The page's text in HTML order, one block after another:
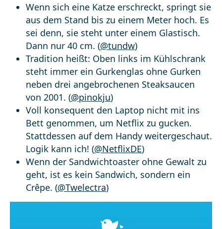
Wenn sich eine Katze erschreckt, springt sie
aus dem Stand bis zu einem Meter hoch. Es
sei denn, sie steht unter einem Glastisch.
Dann nur 40 cm. (@tundw)
Tradition heißt: Oben links im Kühlschrank
steht immer ein Gurkenglas ohne Gurken
neben drei angebrochenen Steaksaucen
von 2001. (@pinokju)
Voll konsequent den Laptop nicht mit ins
Bett genommen, um Netflix zu gucken.
Stattdessen auf dem Handy weitergeschaut.
Logik kann ich! (@NetflixDE)
Wenn der Sandwichtoaster ohne Gewalt zu
geht, ist es kein Sandwich, sondern ein
Crêpe. (@Twelectra)